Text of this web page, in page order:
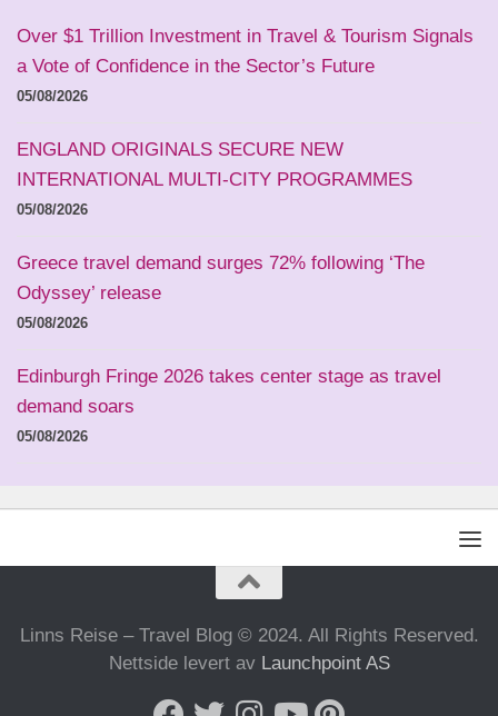
Over $1 Trillion Investment in Travel & Tourism Signals
a Vote of Confidence in the Sector’s Future
05/08/2026
ENGLAND ORIGINALS SECURE NEW
INTERNATIONAL MULTI-CITY PROGRAMMES
05/08/2026
Greece travel demand surges 72% following ‘The
Odyssey’ release
05/08/2026
Edinburgh Fringe 2026 takes center stage as travel
demand soars
05/08/2026
Linns Reise – Travel Blog © 2024. All Rights Reserved.
Nettside levert av Launchpoint AS